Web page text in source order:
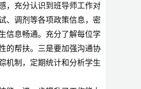
，充分认识到班导师工作对
、调剂等各项政策信息，密
信息畅通。充分了解每位学
的帮扶。三是要加强沟通协
机制，定期统计和分析学生